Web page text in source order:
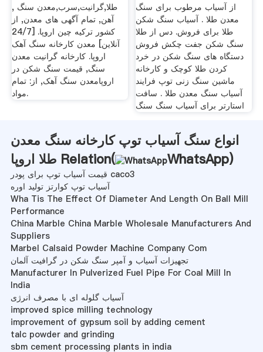
, طلا,گرانیت,سرب,معدن سنگ
آهن, تمام آگهی های معدن, از
کشور ترکیه چین اروپا. [24/7
آنلاین] معدن کارخانه سنگ آهک
اروپا. کارخانه گرانیت معدن
سنگ, قیمت سنگ شکن در
اروپامعدن سنگ آهک, از: تمام
مواد.
از آسیاب مرطوب برای سنگ
معدن طلا . آسیاب سنگ شکن
طلا برای فروش. دس از طلا
سنگ شکن جفت چکش فروش
دستگاه های سنگ شکن در خرد
کردن طلا کوچک و کارخانه
ماشین سنگ زنی توپ فرایند
آسیاب سنگ معدن طلا . سافت
استارتر برای آسیاب سنگ سنگ
انواع سنگ آسیاب توپ کارخانه سنگ معدن
طلا اروپا Relation(
WhatsApp)
قیمت آسیاب توپ برای پودر caco3
آسیاب توپ کوارتز تولید اوره
Wha Tis The Effect Of Diameter And Length On Ball Mill
Performance
China Marble China Marble Wholesale Manufacturers And
Suppliers
Marbel Calsaid Powder Machine Company Com
تجهیزات آسیاب و آمپر سنگ شکن در گرافیت آلمان
Manufacturer In Pulverized Fuel Pipe For Coal Mill In
India
آسیاب گلوله ای با مصرف انرژی
improved spice milling technology
improvement of gypsum soil by adding cement
talc powder and grinding
sbm cement processing plants in india